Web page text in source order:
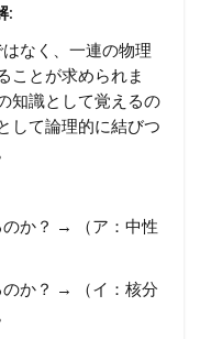
:
なく、一連の物理
ことが求められま
知識として覚えるの
して論理的に結びつ
か？ → （ア：中性
のか？ → （イ：核分